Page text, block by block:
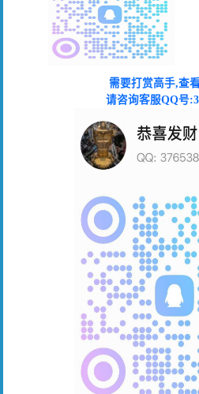
需要打赏高手,查
请咨询客服QQ号